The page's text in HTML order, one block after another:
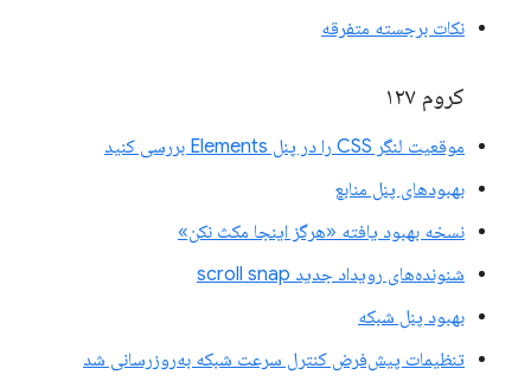
نکات برجسته متفرقه
کروم ۱۲۷
موقعیت لنگر CSS را در پنل Elements بررسی کنید
بهبودهای پنل منابع
نسخه بهبود یافته «هرگز اینجا مکث نکن»
شنونده‌های رویداد جدید scroll snap
بهبود پنل شبکه
تنظیمات پیش‌فرض کنترل سرعت شبکه به‌روزرسانی شد